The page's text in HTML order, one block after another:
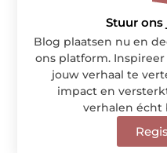
Stuur ons
Blog plaatsen nu en
ons platform.
jouw verhaal te
impact en
verhalen écht